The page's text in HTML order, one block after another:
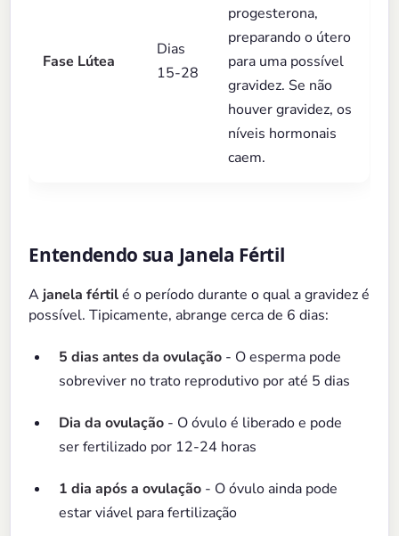
Fase Lútea
Dias
15-28
progesterona,
preparando o útero
para uma possível
gravidez. Se não
houver gravidez, os
níveis hormonais
caem.
Entendendo sua Janela Fértil
A janela fértilé o período durante o qual a gravidez é
possível. Tipicamente, abrange cerca de 6 dias:
5 dias antes da ovulação - O esperma pode
sobreviver no trato reprodutivo por até 5 dias
Dia da ovulação - O óvulo é liberado e pode
ser fertilizado por 12-24 horas
1 dia após a ovulação - O óvulo ainda pode
estar viável para fertilização